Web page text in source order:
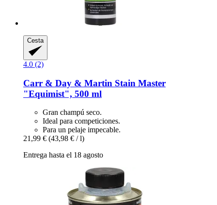
Cesta
4.0 (2)
Carr & Day & Martin Stain Master
"Equimist", 500 ml
Gran champú seco.
Ideal para competiciones.
Para un pelaje impecable.
21,99 € (43,98 € / l)
Entrega hasta el 18 agosto